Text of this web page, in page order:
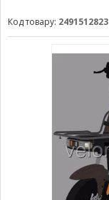
Код товару: 2491512823